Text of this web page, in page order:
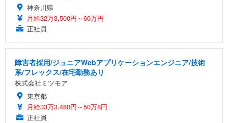
神奈川県
月給32万3,500円～60万円
正社員
障害者採用/ジュニアWebアプリケーションエンジニア/技術
系/フレックス/在宅勤務あり
株式会社ミツモア
東京都
月給33万3,480円～50万8円
正社員